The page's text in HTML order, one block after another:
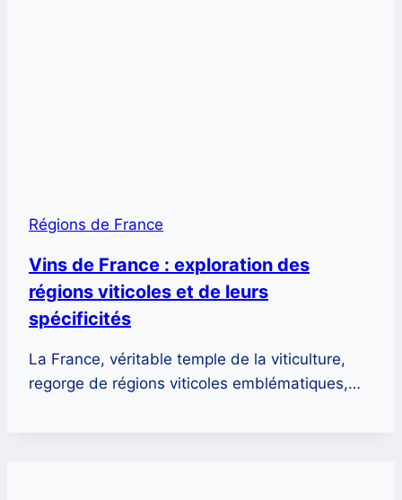
Régions de France
Vins de France : exploration des
régions viticoles et de leurs
spécificités
La France, véritable temple de la viticulture,
regorge de régions viticoles emblématiques,…